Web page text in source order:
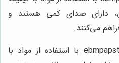
دارای صدای کمی هستند و
می‌کنند.
فن‌های ebmpapst با استفاده از مواد با